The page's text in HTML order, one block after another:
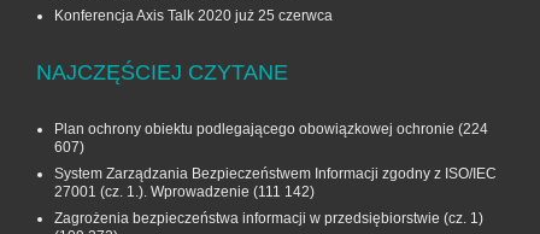
Konferencja Axis Talk 2020 już 25 czerwca
NAJCZĘŚCIEJ CZYTANE
Plan ochrony obiektu podlegającego obowiązkowej ochronie (224
607)
System Zarządzania Bezpieczeństwem Informacji zgodny z ISO/IEC
27001 (cz. 1.). Wprowadzenie (111 142)
Zagrożenia bezpieczeństwa informacji w przedsiębiorstwie (cz. 1)